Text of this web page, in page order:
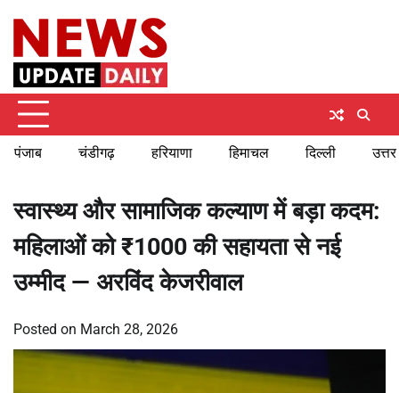
content
पंजाब चंडीगढ़ हरियाणा हिमाचल दिल्ली
स्वास्थ्य और सामाजिक कल्याण में बड़ा कदम:
महिलाओं को ₹1000 की सहायता से नई
उम्मीद — अरविंद केजरीवाल
Posted on March 28, 2026